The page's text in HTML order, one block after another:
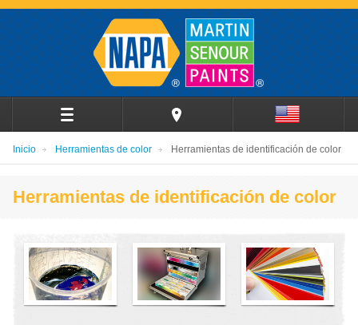
Inicio Herramientas de color Herramientas de identificación de color
Herramientas de identificación de color